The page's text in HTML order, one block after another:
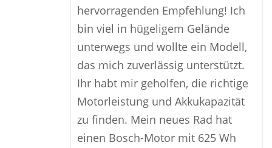
hervorragenden Empfehlung! Ich
bin viel in hügeligem Gelände
unterwegs und wollte ein Modell,
das mich zuverlässig unterstützt.
Ihr habt mir geholfen, die richtige
Motorleistung und Akkukapazität
zu finden. Mein neues Rad hat
einen Bosch-Motor mit 625 Wh